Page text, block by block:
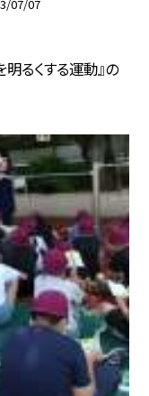
07/07
るくする運動』の